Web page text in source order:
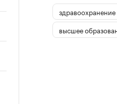
здравоохранение
высшее